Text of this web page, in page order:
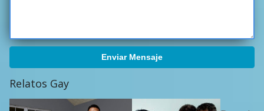
Enviar Mensaje
Relatos Gay